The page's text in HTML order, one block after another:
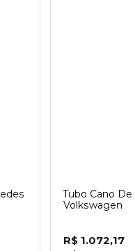
Tubo Cano
Volkswagen
R$ 1.072,17